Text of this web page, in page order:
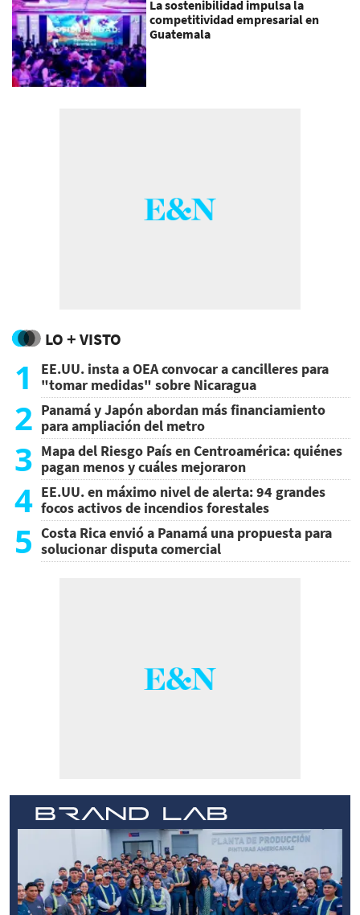
La sostenibilidad impulsa la
competitividad empresarial en
Guatemala
LO + VISTO
1
EE.UU. insta a OEA convocar a cancilleres para
"tomar medidas" sobre Nicaragua
2 Panamá y Japón abordan más financiamiento
para ampliación del metro
3 Mapa del Riesgo País en Centroamérica: quiénes
pagan menos y cuáles mejoraron
4 EE.UU. en máximo nivel de alerta: 94 grandes
focos activos de incendios forestales
5 Costa Rica envió a Panamá una propuesta para
solucionar disputa comercial